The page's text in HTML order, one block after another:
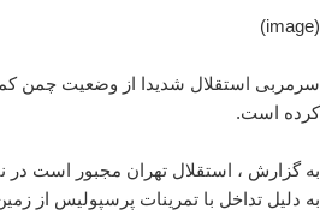
(image)
سرمربی استقلال شدیدا از وضعیت چمن
کرده است.
به گزارش ، استقلال تهران مجبور است در